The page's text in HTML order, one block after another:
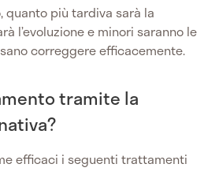
quanto più tardiva sarà la
l’evoluzione e minori saranno le
correggere efficacemente.
tramite la
efficaci i seguenti trattamenti